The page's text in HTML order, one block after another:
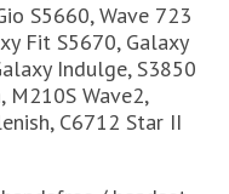
S5660, Wave 723
Fit S5670, Galaxy
Indulge, S3850
M210S Wave2,
C6712 Star II